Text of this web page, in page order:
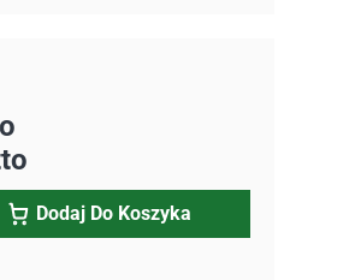
Dodaj Do Koszyka